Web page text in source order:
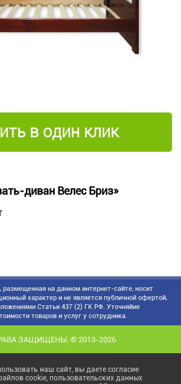
в один клик
диван Велес Бриз»
на данном интернет-сайте, носит
характер и не является публичной офертой,
Статьи 437 (2) ГК РФ. Уточняйие
товаров и услуг у сотрудника.
ЗАЩИЩЕНЫ. © 2013-2026
наш сайт, вы даете согласие
cookie, пользовательских данных